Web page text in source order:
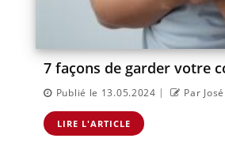
7 façons de garder votre
Publié le 13.05.2024 | Par
LIRE L'ARTICLE